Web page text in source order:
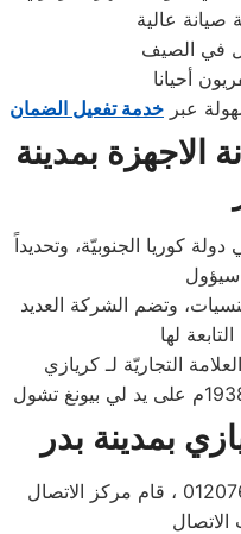
عبر خدمة تفعيل الضمان
الاجهزة بمدينة
كوريا الجنوبيّة، وتحديداً
وتضم الشركة العديد
بمدينة بدر
من خلال رقم الاتصال 01207619993 ، قام مركز الاتصال
الاتصال